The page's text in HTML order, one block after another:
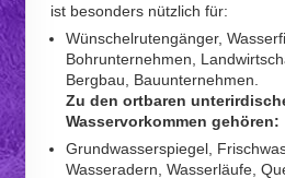
ist besonders nützlich für:
Wünschelrutengänger,
Bohrunternehmen,
Bergbau, Bauunternehmen.
Zu den ortbaren
Wasservorkommen gehören:
Grundwasserspiegel,
Wasseradern, Wasserläufe,